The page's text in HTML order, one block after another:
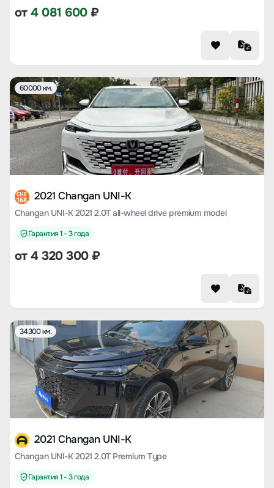
от4 081 600₽
60000 км.
CHE
168 2021 Changan UNI-K
Changan UNI-K 2021 2.0T all-wheel drive premium model
Гарантия 1 - 3 года
от4 320 300₽
34300 км.
2021 Changan UNI-K
Changan UNI-K 2021 2.0T Premium Type
Гарантия 1 - 3 года